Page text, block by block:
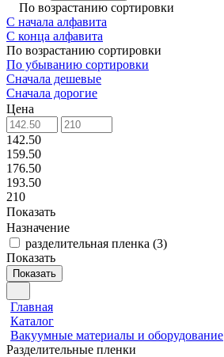
По возрастанию сортировки
С начала алфавита
С конца алфавита
По возрастанию сортировки
По убыванию сортировки
Сначала дешевые
Сначала дорогие
Цена
142.50
159.50
176.50
193.50
210
Показать
Назначение
разделительная пленка (3)
Показать
Показать
Главная
Каталог
Вакуумные материалы и оборудование
Разделительные пленки